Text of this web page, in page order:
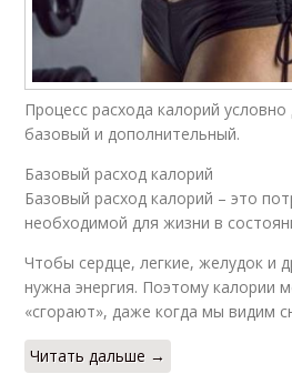
Процесс расхода калорий
базовый и дополнительный.
Базовый расход калорий
Базовый расход калорий – это
необходимой для жизни в
Чтобы сердце, легкие, желудок и
нужна энергия. Поэтому калории
«сгорают», даже когда мы видим
Читать дальше →